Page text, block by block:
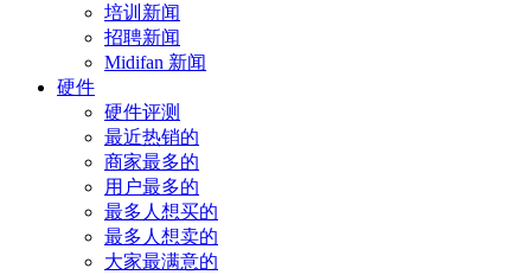
培训新闻
招聘新闻
Midifan 新闻
硬件
硬件评测
最近热销的
商家最多的
用户最多的
最多人想买的
最多人想卖的
大家最满意的